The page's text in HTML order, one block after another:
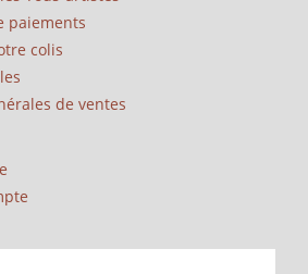
paiements
colis
de ventes